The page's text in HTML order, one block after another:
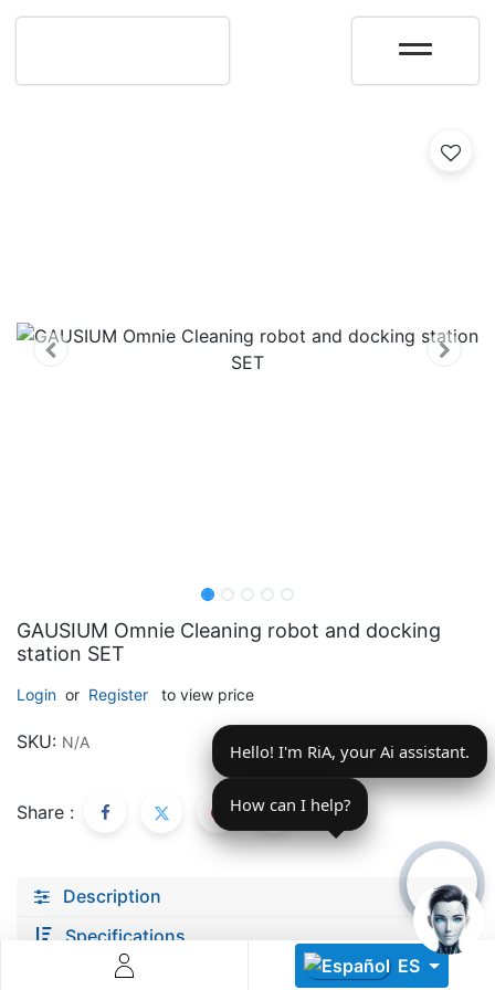
ES
GAUSIUM Omnie Cleaning robot and docking
station SET
Login or Register to view price
SKU: N/A
Share :
Description
Specifications
Descoperă RiA Ecosystem
Platformă integrată pentru managementul flotei de roboți
Monitorizare în timp real și analiză date
Conectează roboți, software și servicii într-o singură
Scalabil de la 1 robot la zeci de unități
Hello! I'm RiA, your Ai assistant.
How can I help?